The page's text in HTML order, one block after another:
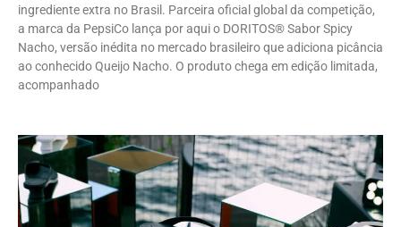
ingrediente extra no Brasil. Parceira oficial global da competição,
a marca da PepsiCo lança por aqui o DORITOS® Sabor Spicy
Nacho, versão inédita no mercado brasileiro que adiciona picância
ao conhecido Queijo Nacho. O produto chega em edição limitada,
acompanhado